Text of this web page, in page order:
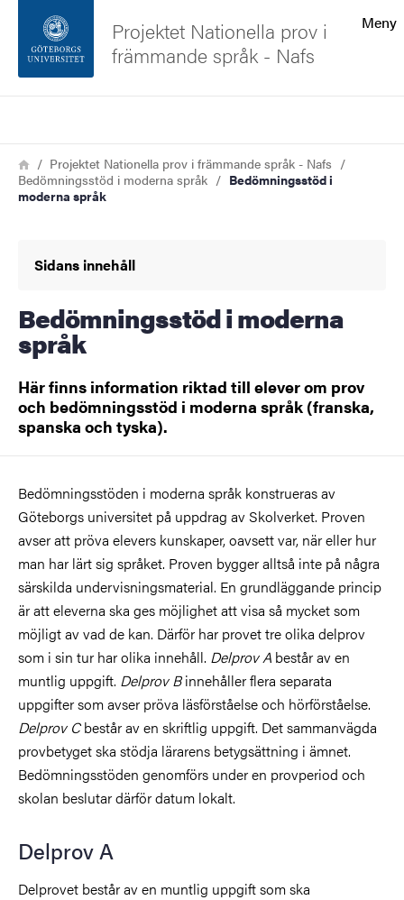
Sidfoten
Om webbplatsen
Meny
Projektet Nationella prov i
främmande språk - Nafs
Länkstig
HemProjektet Nationella prov i främmande språk - Nafs
Bedömningsstöd i moderna språk
Bedömningsstöd i
moderna språk
Sidans innehåll
Bedömningsstöd i moderna
språk
Här finns information riktad till elever om prov
och bedömningsstöd i moderna språk (franska,
spanska och tyska).
Bedömningsstöden i moderna språk konstrueras av
Göteborgs universitet på uppdrag av Skolverket. Proven
avser att pröva elevers kunskaper, oavsett var, när eller hur
man har lärt sig språket. Proven bygger alltså inte på några
särskilda undervisningsmaterial. En grundläggande princip
är att eleverna ska ges möjlighet att visa så mycket som
möjligt av vad de kan. Därför har provet tre olika delprov
som i sin tur har olika innehåll. Delprov A består av en
muntlig uppgift. Delprov Binnehåller flera separata
uppgifter som avser pröva läsförståelse och hörförståelse.
Delprov Cbestår av en skriftlig uppgift. Det sammanvägda
provbetyget ska stödja lärarens betygsättning i ämnet.
Bedömningsstöden genomförs under en provperiod och
skolan beslutar därför datum lokalt.
Delprov A
Delprovet består av en muntlig uppgift som ska